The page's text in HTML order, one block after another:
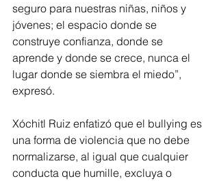
seguro para nuestras niñas, niños y
jóvenes; el espacio donde se
construye confianza, donde se
aprende y donde se crece, nunca el
lugar donde se siembra el miedo”,
expresó.
Xóchitl Ruiz enfatizó que el bullying es
una forma de violencia que no debe
normalizarse, al igual que cualquier
conducta que humille, excluya o